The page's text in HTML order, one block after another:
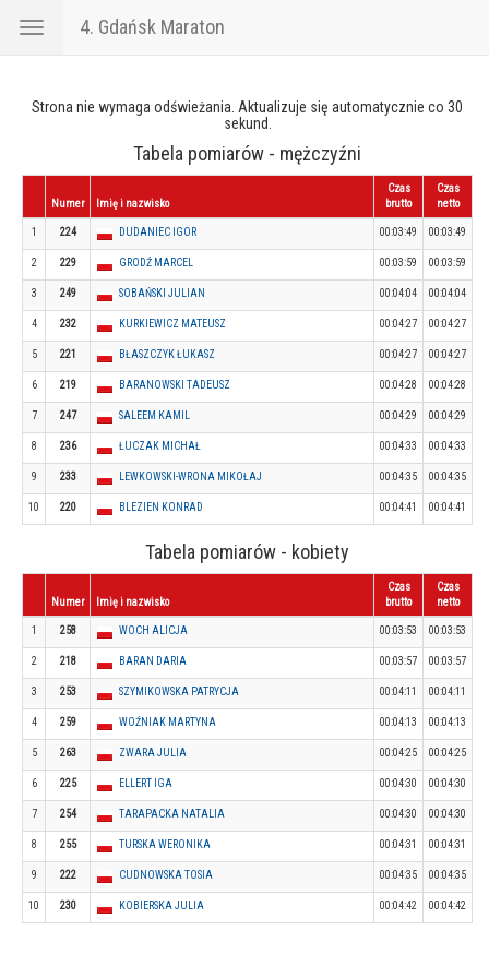
Toggle
4. Gdańsk Maraton
Strona nie wymaga odświeżania. Aktualizuje się automatycznie co 30
sekund.
Tabela pomiarów - mężczyźni
Numer Imię i nazwisko
Czas
brutto
Czas
netto
1 224 DUDANIEC IGOR 00:03:49 00:03:49
2 229 GRODŹ MARCEL 00:03:59 00:03:59
3 249 SOBAŃSKI JULIAN 00:04:04 00:04:04
4 232 KURKIEWICZ MATEUSZ 00:04:27 00:04:27
5 221 BŁASZCZYK ŁUKASZ 00:04:27 00:04:27
6 219 BARANOWSKI TADEUSZ 00:04:28 00:04:28
7 247 SALEEM KAMIL 00:04:29 00:04:29
8 236 ŁUCZAK MICHAŁ 00:04:33 00:04:33
9 233 LEWKOWSKI-WRONA MIKOŁAJ 00:04:35 00:04:35
10 220 BLEZIEN KONRAD 00:04:41 00:04:41
Tabela pomiarów - kobiety
Numer Imię i nazwisko
Czas
brutto
Czas
netto
1 258 WOCH ALICJA 00:03:53 00:03:53
2 218 BARAN DARIA 00:03:57 00:03:57
3 253 SZYMIKOWSKA PATRYCJA 00:04:11 00:04:11
4 259 WOŹNIAK MARTYNA 00:04:13 00:04:13
5 263 ZWARA JULIA 00:04:25 00:04:25
6 225 ELLERT IGA 00:04:30 00:04:30
7 254 TARAPACKA NATALIA 00:04:30 00:04:30
8 255 TURSKA WERONIKA 00:04:31 00:04:31
9 222 CUDNOWSKA TOSIA 00:04:35 00:04:35
10 230 KOBIERSKA JULIA 00:04:42 00:04:42